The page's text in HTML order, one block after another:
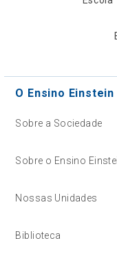
O Ensino Einstein
Sobre a Sociedade
Sobre o Ensino
Nossas Unidades
Biblioteca